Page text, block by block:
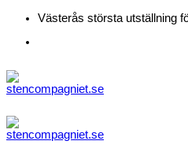
Skip
content
Västerås största utställning